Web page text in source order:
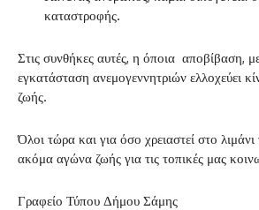
καταστροφής.
Στις συνθήκες αυτές, η όποια αποβίβαση,
εγκατάσταση ανεμογεννητριών ελλοχεύει
ζωής.
Όλοι τώρα και για όσο χρειαστεί στο
ακόμα αγώνα ζωής για τις τοπικές μας
Γραφείο Τύπου Δήμου Σάμης